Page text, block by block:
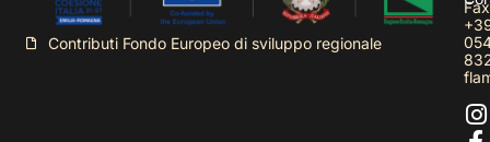
Contributi Fondo Europeo di sviluppo regionale